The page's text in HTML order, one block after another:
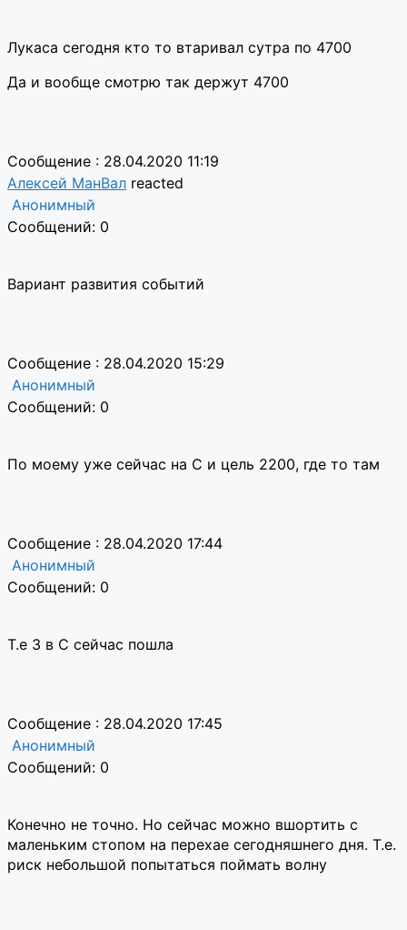
Лукаса сегодня кто то втаривал сутра по 4700
Да и вообще смотрю так держут 4700
Сообщение : 28.04.2020 11:19
Алексей МанВал reacted
Анонимный
Сообщений: 0
Вариант развития событий
Сообщение : 28.04.2020 15:29
Анонимный
Сообщений: 0
По моему уже сейчас на С и цель 2200, где то там
Сообщение : 28.04.2020 17:44
Анонимный
Сообщений: 0
Т.е 3 в С сейчас пошла
Сообщение : 28.04.2020 17:45
Анонимный
Сообщений: 0
Конечно не точно. Но сейчас можно вшортить с
маленьким стопом на перехае сегодняшнего дня. Т.е.
риск небольшой попытаться поймать волну